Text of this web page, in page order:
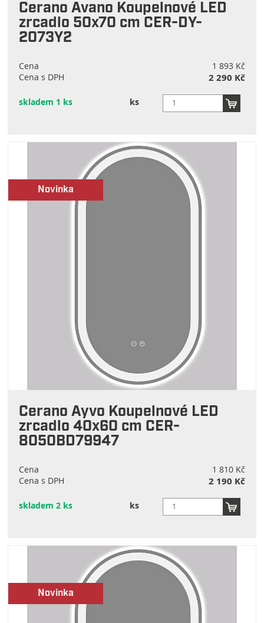
Cerano Avano Koupelnové LED
zrcadlo 50x70 cm CER-DY-
2073Y2
Cena
1 893 Kč
Cena s DPH
2 290 Kč
skladem 1 ks ks
Novinka
Cerano Ayvo Koupelnové LED
zrcadlo 40x60 cm CER-
8050BD79947
Cena
1 810 Kč
Cena s DPH
2 190 Kč
skladem 2 ks ks
Novinka